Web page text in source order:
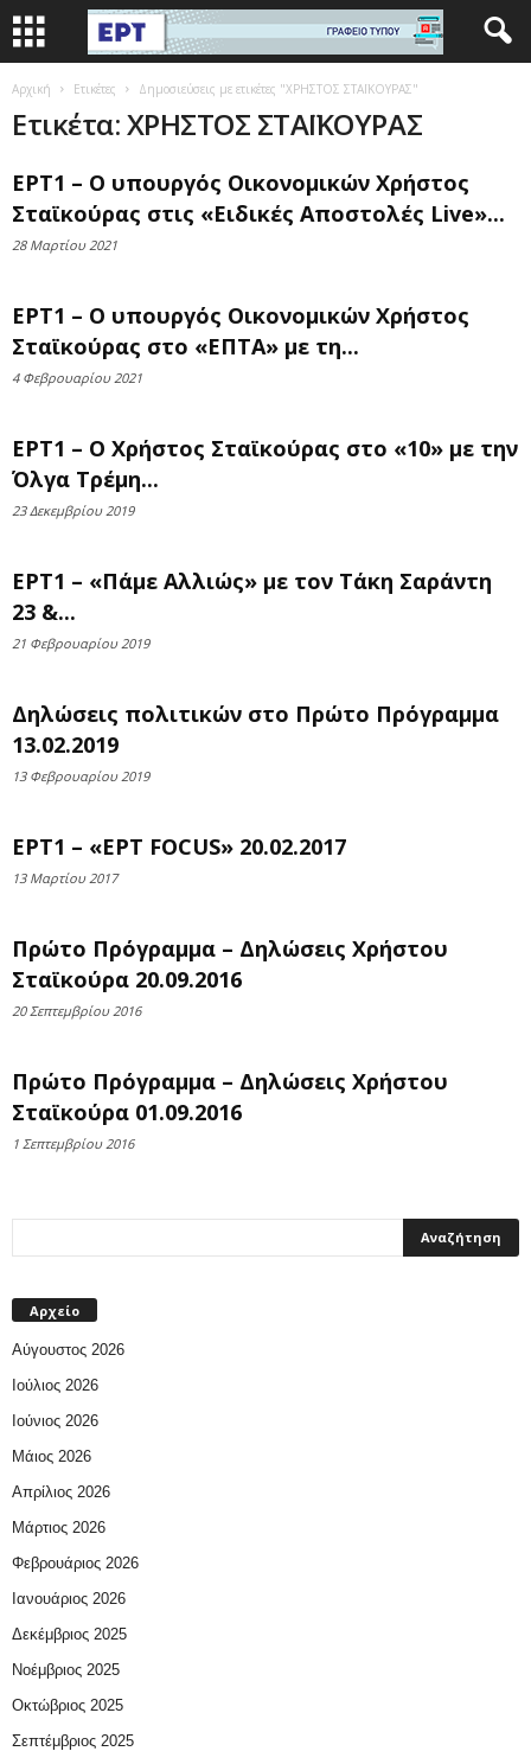
Αρχική Ετικέτες Δημοσιεύσεις με ετικέτες "ΧΡΗΣΤΟΣ ΣΤΑΪΚΟΥΡΑΣ"
Ετικέτα: ΧΡΗΣΤΟΣ ΣΤΑΪΚΟΥΡΑΣ
ΕΡΤ1 – Ο υπουργός Οικονομικών Χρήστος
Σταϊκούρας στις «Ειδικές Αποστολές Live»...
28 Μαρτίου 2021
ΕΡΤ1 – Ο υπουργός Οικονομικών Χρήστος
Σταϊκούρας στο «ΕΠΤΑ» με τη...
4 Φεβρουαρίου 2021
ΕΡΤ1 – Ο Χρήστος Σταϊκούρας στο «10» με την
Όλγα Τρέμη...
23 Δεκεμβρίου 2019
ΕΡΤ1 – «Πάμε Αλλιώς» με τον Τάκη Σαράντη
23 &...
21 Φεβρουαρίου 2019
Δηλώσεις πολιτικών στο Πρώτο Πρόγραμμα
13.02.2019
13 Φεβρουαρίου 2019
ΕΡΤ1 – «ΕΡΤ FOCUS» 20.02.2017
13 Μαρτίου 2017
Πρώτο Πρόγραμμα – Δηλώσεις Χρήστου
Σταϊκούρα 20.09.2016
20 Σεπτεμβρίου 2016
Πρώτο Πρόγραμμα – Δηλώσεις Χρήστου
Σταϊκούρα 01.09.2016
1 Σεπτεμβρίου 2016
Αρχείο
Αύγουστος 2026
Ιούλιος 2026
Ιούνιος 2026
Μάιος 2026
Απρίλιος 2026
Μάρτιος 2026
Φεβρουάριος 2026
Ιανουάριος 2026
Δεκέμβριος 2025
Νοέμβριος 2025
Οκτώβριος 2025
Σεπτέμβριος 2025